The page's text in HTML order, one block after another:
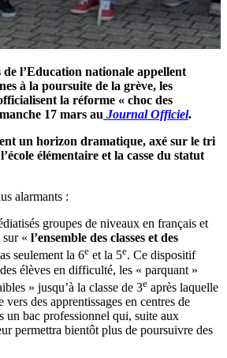
de l’Education nationale appellent
à la poursuite de la grève, les
la réforme « choc des
17 mars au Journal Officiel.
un horizon dramatique, axé sur le tri
élémentaire et la casse du statut
alarmants :
groupes de niveaux en français et
sur « l’ensemble des classes et des
seulement la 6e et la 5e. Ce dispositif
élèves en difficulté, les « parquant »
» jusqu’à la classe de 3e après laquelle
des apprentissages en centres de
un bac professionnel qui, suite aux
permettra bientôt plus de poursuivre des